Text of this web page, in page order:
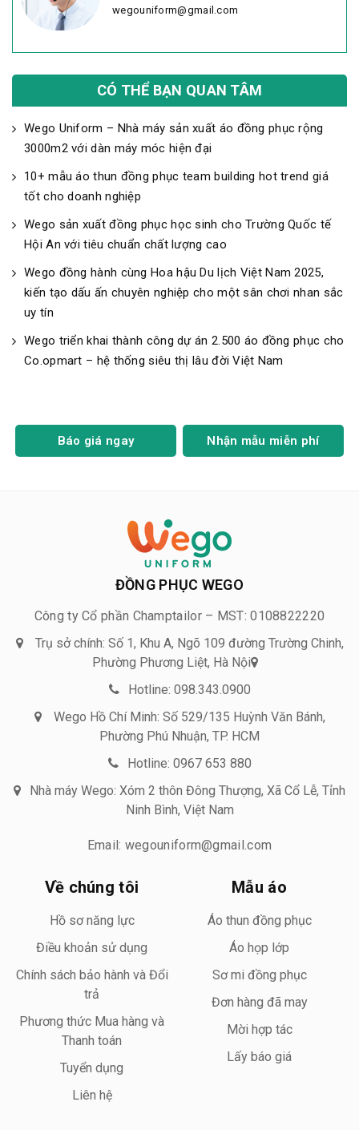
wegouniform@gmail.com
CÓ THỂ BẠN QUAN TÂM
Wego Uniform – Nhà máy sản xuất áo đồng phục rộng
3000m2 với dàn máy móc hiện đại
10+ mẫu áo thun đồng phục team building hot trend giá
tốt cho doanh nghiệp
Wego sản xuất đồng phục học sinh cho Trường Quốc tế
Hội An với tiêu chuẩn chất lượng cao
Wego đồng hành cùng Hoa hậu Du lịch Việt Nam 2025,
kiến tạo dấu ấn chuyên nghiệp cho một sân chơi nhan sắc
uy tín
Wego triển khai thành công dự án 2.500 áo đồng phục cho
Co.opmart – hệ thống siêu thị lâu đời Việt Nam
Báo giá ngay Nhận mẫu miễn phí
ĐỒNG PHỤC WEGO
Công ty Cổ phần Champtailor – MST: 0108822220
Trụ sở chính: Số 1, Khu A, Ngõ 109 đường Trường Chinh,
Phường Phương Liệt, Hà Nội
Hotline: 098.343.0900
Wego Hồ Chí Minh: Số 529/135 Huỳnh Văn Bánh,
Phường Phú Nhuận, TP. HCM
Hotline: 0967 653 880
Nhà máy Wego: Xóm 2 thôn Đông Thượng, Xã Cổ Lễ, Tỉnh
Ninh Bình, Việt Nam
Email: wegouniform@gmail.com
Về chúng tôi
Hồ sơ năng lực
Điều khoản sử dụng
Chính sách bảo hành và Đổi
trả
Phương thức Mua hàng và
Thanh toán
Tuyển dụng
Liên hệ
Mẫu áo
Áo thun đồng phục
Áo họp lớp
Sơ mi đồng phục
Đơn hàng đã may
Mời hợp tác
Lấy báo giá